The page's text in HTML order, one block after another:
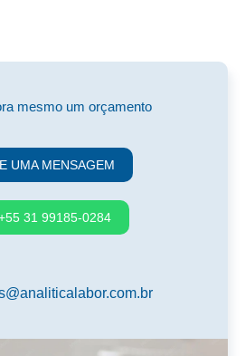
mesmo um orçamento
UMA MENSAGEM
31 99185-0284